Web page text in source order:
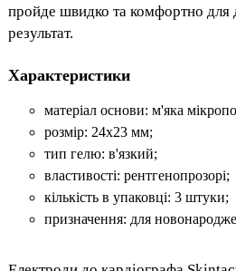
пройде швидко та комфортно для
результат.
Характеристики
матеріал основи: м'яка
розмір: 24х23 мм;
тип гелю: в'язкий;
властивості: рентгенопрозорі;
кількість в упаковці: 3 штуки;
призначення: для